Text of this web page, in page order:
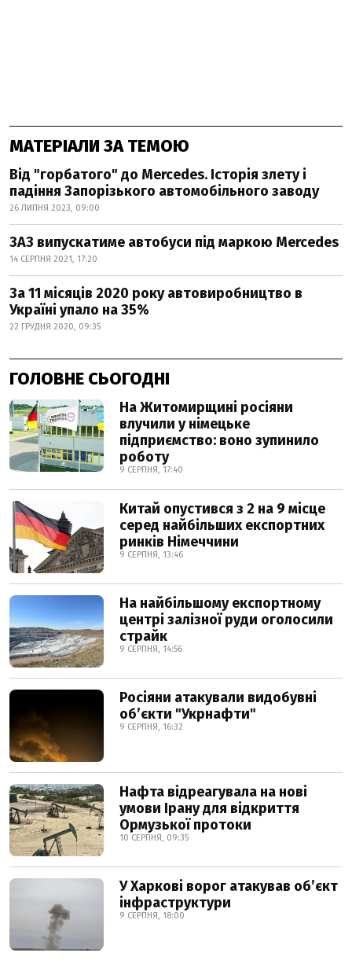
МАТЕРІАЛИ ЗА ТЕМОЮ
Від "горбатого" до Mercedes. Історія злету і
падіння Запорізького автомобільного заводу
26 ЛИПНЯ 2023, 09:00
ЗАЗ випускатиме автобуси під маркою Mercedes
14 СЕРПНЯ 2021, 17:20
За 11 місяців 2020 року автовиробництво в
Україні упало на 35%
22 ГРУДНЯ 2020, 09:35
ГОЛОВНЕ СЬОГОДНІ
На Житомирщині росіяни
влучили у німецьке
підприємство: воно зупинило
роботу
9 СЕРПНЯ, 17:40
Китай опустився з 2 на 9 місце
серед найбільших експортних
ринків Німеччини
9 СЕРПНЯ, 13:46
На найбільшому експортному
центрі залізної руди оголосили
страйк
9 СЕРПНЯ, 14:56
Росіяни атакували видобувні
обʼєкти "Укрнафти"
9 СЕРПНЯ, 16:32
Нафта відреагувала на нові
умови Ірану для відкриття
Ормузької протоки
10 СЕРПНЯ, 09:35
У Харкові ворог атакував обʼєкт
інфраструктури
9 СЕРПНЯ, 18:00